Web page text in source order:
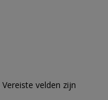
Vereiste velden zijn